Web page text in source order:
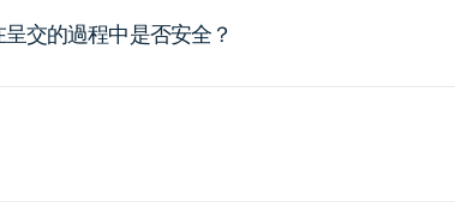
交的過程中是否安全？